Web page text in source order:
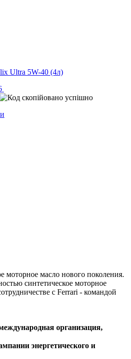
Ultra 5W-40 (4л)
моторное масло нового поколения.
синтетическое моторное
с Ferrari - командой
организация,
энергетического и